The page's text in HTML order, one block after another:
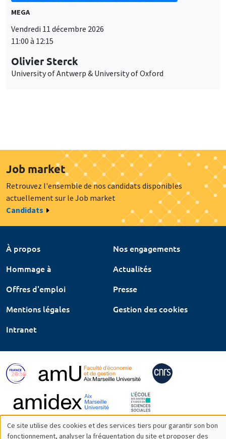
MEGA
Vendredi 11 décembre 2026
11:00 à 12:15
Olivier Sterck
University of Antwerp & University of Oxford
Job market
Retrouvez l'ensemble de nos candidats disponibles
actuellement sur le Job market
Candidats
À propos
Nos engagements
Hommage à
Actualités
Offres d'emploi
Presse
Mentions légales
Gestion des cookies
Intranet
Ce site utilise des cookies et des services tiers pour garantir son bon
fonctionnement, analyser la fréquentation du site et proposer des